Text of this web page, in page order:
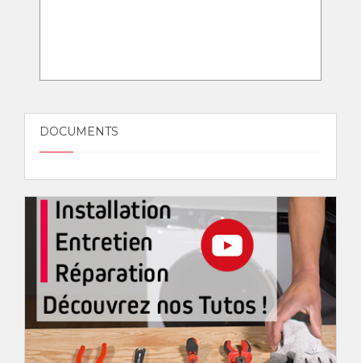
DOCUMENTS